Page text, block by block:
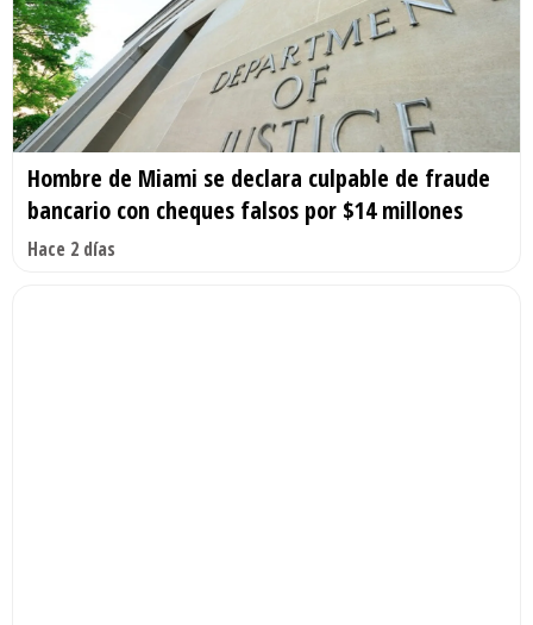
Hombre de Miami se declara culpable de fraude
bancario con cheques falsos por $14 millones
Hace 2 días